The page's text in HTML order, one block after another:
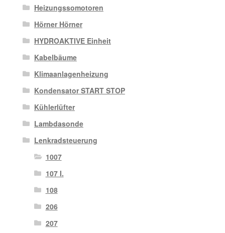
Heizungssomotoren
Hörner Hörner
HYDROAKTIVE Einheit
Kabelbäume
Klimaanlagenheizung
Kondensator START STOP
Kühlerlüfter
Lambdasonde
Lenkradsteuerung
1007
107 I.
108
206
207